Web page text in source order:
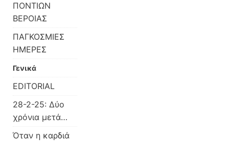
ΠΟΝΤΙΩΝ
ΒΕΡΟΙΑΣ
ΠΑΓΚΟΣΜΙΕΣ
ΗΜΕΡΕΣ
Γενικά
EDITORIAL
28-2-25: Δύο
χρόνια μετά…
Όταν η καρδιά